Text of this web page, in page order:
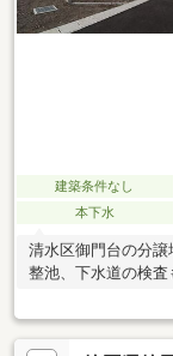
建築条件なし
本下水
清水区御門台の分
整池、下水道の検査